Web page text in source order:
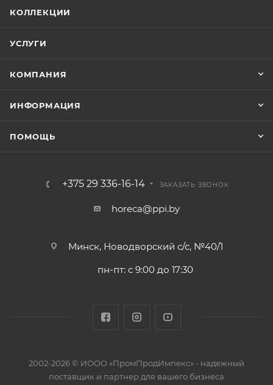
КОЛЛЕКЦИИ
УСЛУГИ
КОМПАНИЯ
ИНФОРМАЦИЯ
ПОМОЩЬ
+375 29 336-16-14 ЗАКАЗАТЬ ЗВОНОК
horeca@ppi.by
Минск, Новодворский с/с, №40/1
пн-пт: с 9:00 до 17:30
2002-2026 © ИООО «ПромПродИмпекс» - надежный
поставщик и партнер для вашего бизнеса